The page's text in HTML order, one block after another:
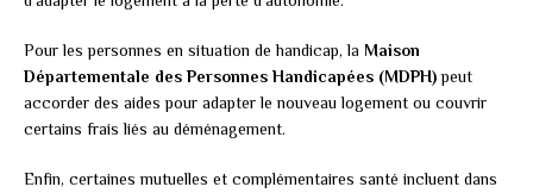
Pour les personnes en situation de handicap, la Maison
Départementale des Personnes Handicapées (MDPH)peut
accorder des aides pour adapter le nouveau logement ou couvrir
certains frais liés au déménagement.
Enfin, certaines mutuelles et complémentaires santé incluent dans